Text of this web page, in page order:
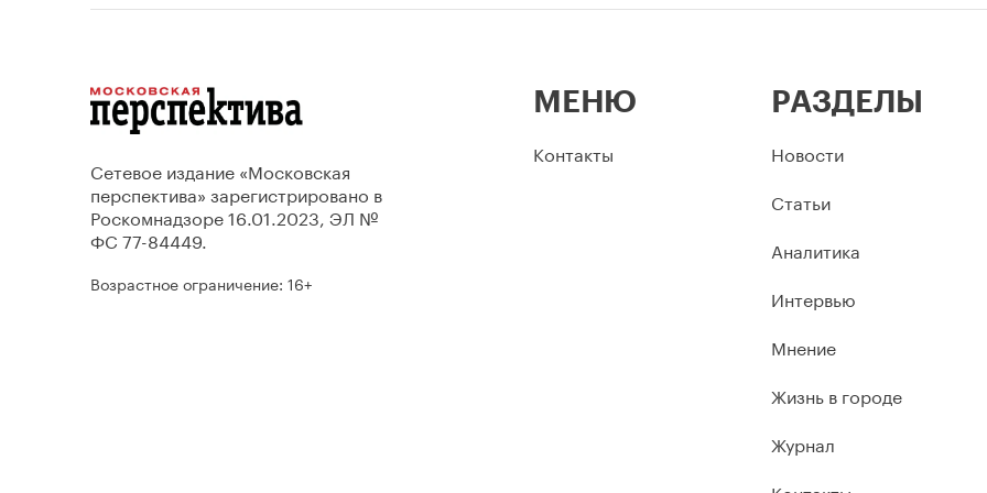
Сетевое издание «Московская
перспектива» зарегистрировано в
Роскомнадзоре 16.01.2023, ЭЛ №
ФС 77-84449.
Возрастное ограничение: 16+
МЕНЮ
Контакты
РАЗДЕЛЫ
Новости
Статьи
Аналитика
Интервью
Мнение
Жизнь в городе
Журнал